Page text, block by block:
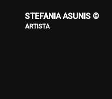
STEFANIA ASUNIS ©
ARTISTA